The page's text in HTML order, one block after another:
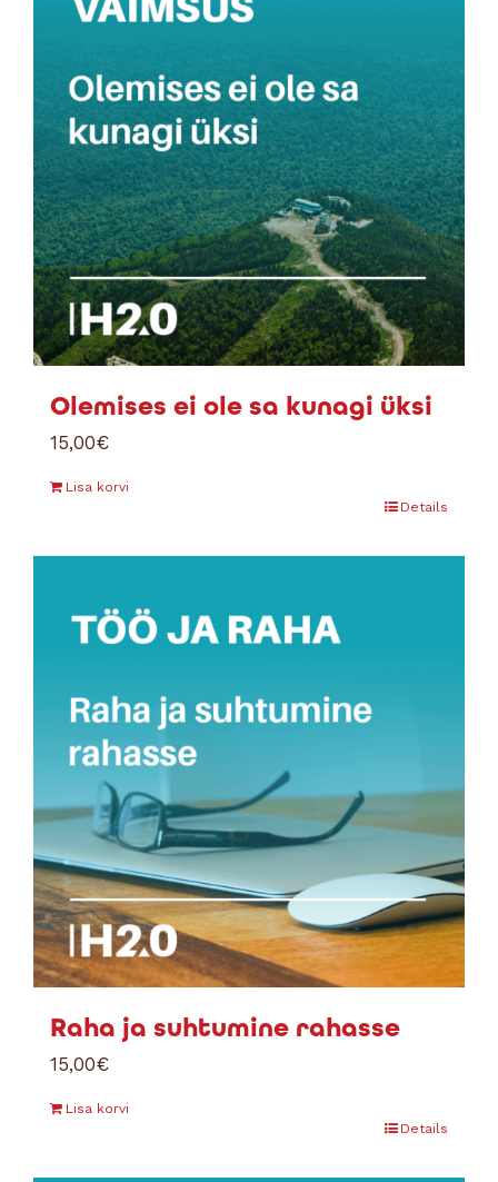
Olemises ei ole sa kunagi üksi
15,00€
Lisa korvi
Details
Raha ja suhtumine rahasse
15,00€
Lisa korvi
Details